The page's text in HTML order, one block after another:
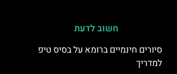
חשוב לדעת
סיורים חינמיים ברומא על בסיס טיפ
למדריך